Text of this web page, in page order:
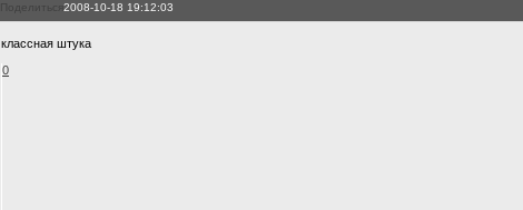
Поделиться2008-10-18 19:12:03
классная штука
0